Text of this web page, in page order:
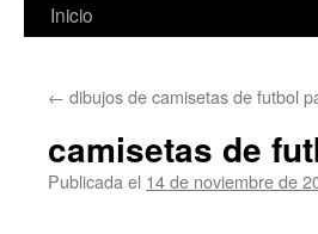
Saltar
contenido
Inicio
← dibujos de camisetas de futbol
camisetas de
Publicada el 14 de noviembre de